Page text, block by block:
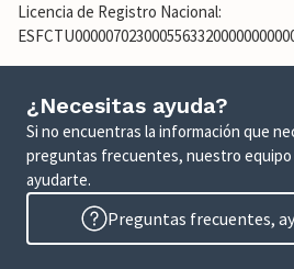
Licencia de Registro Nacional:
¿Necesitas ayuda?
Si no encuentras la información que
preguntas frecuentes, nuestro
ayudarte.
Preguntas frecuentes,